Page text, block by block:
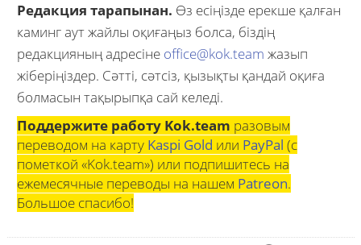
Редакция тарапынан. Өз есіңізде ерекше қалған
каминг аут жайлы оқиғаңыз болса, біздің
редакцияның адресіне office@kok.team жазып
жіберіңіздер. Сәтті, сәтсіз, қызықты қандай оқиға
болмасын тақырыпқа сай келеді.
Поддержите работу Kok.team разовым
переводом на карту Kaspi Gold или PayPal (с
пометкой «Kok.team») или подпишитесь на
ежемесячные переводы на нашем Patreon.
Большое спасибо!